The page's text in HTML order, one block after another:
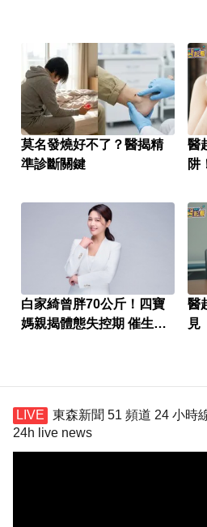
莫名發燒好不了？醫揭精
準診斷關鍵
醫
阱
白家綺曾胖70公斤！四寶
媽親揭體態失控期 催生
醫
見
東森新聞 51 頻道 24 小時
24h live news